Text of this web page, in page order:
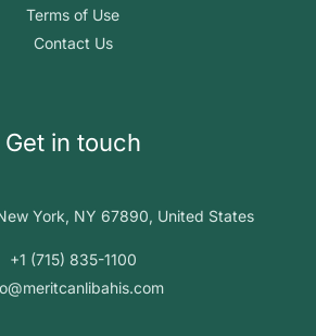
Terms of Use
Contact Us
Get in touch
York, NY 67890, United States
+1 (715) 835-1100